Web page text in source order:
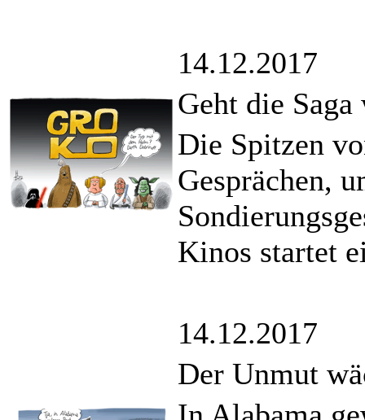
14.12.2017
Geht die Saga
Die Spitzen
Gesprächen,
Kinos startet
14.12.2017
Der Unmut